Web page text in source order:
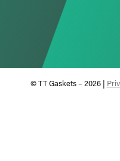
© TT Gaskets – 2026 |